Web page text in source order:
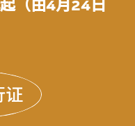
（由4月24日
证